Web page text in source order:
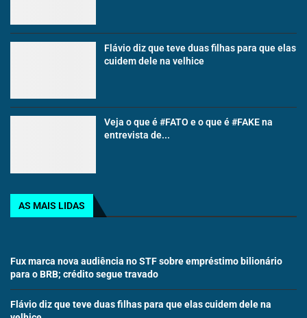
Flávio diz que teve duas filhas para que elas
cuidem dele na velhice
Veja o que é #FATO e o que é #FAKE na
entrevista de...
AS MAIS LIDAS
Fux marca nova audiência no STF sobre empréstimo bilionário
para o BRB; crédito segue travado
Flávio diz que teve duas filhas para que elas cuidem dele na